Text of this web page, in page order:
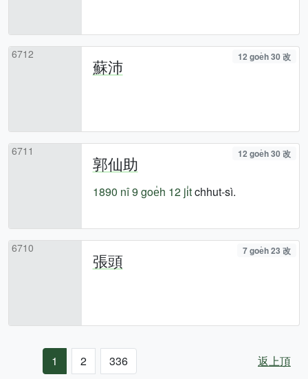
6712
蘇沛 12 goe̍h 30 改
6711
郭仙助 12 goe̍h 30 改
1890 nî9 goe̍h 12 ji̍tchhut-sì.
6710
張頭 7 goe̍h 23 改
1 2 336 返上頂